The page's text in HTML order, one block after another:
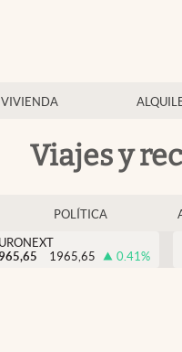
VIVIENDA
Viajes y
POLÍTICA
1965,65 0.41%